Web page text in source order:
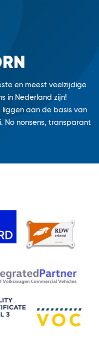
en meest veelzijdige
in Nederland zijn!
liggen aan de basis van
No nonsens, transparant